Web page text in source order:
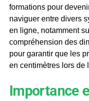
formations pour
naviguer entre divers
en ligne, notamment
compréhension des
pour garantir que les
en centimètres lors de
Importance